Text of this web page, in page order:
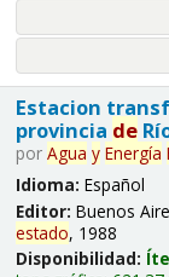
Estacion
provincia de
por Agua y Energía
Idioma: Español
Editor: Buenos
estado, 1988
Disponibilidad: